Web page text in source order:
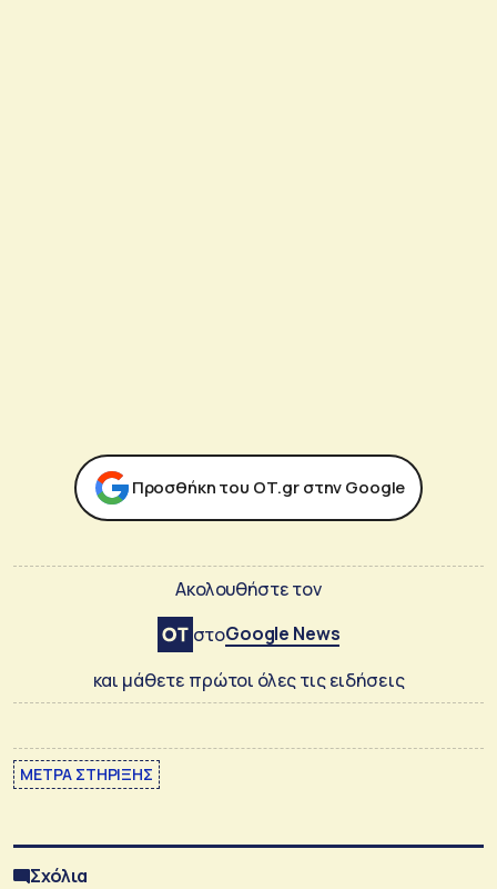
Προσθήκη του ΟΤ.gr στην Google
Ακολουθήστε τον
στοGoogle News
και μάθετε πρώτοι όλες τις ειδήσεις
ΜΕΤΡΑ ΣΤΗΡΙΞΗΣ
Σχόλια